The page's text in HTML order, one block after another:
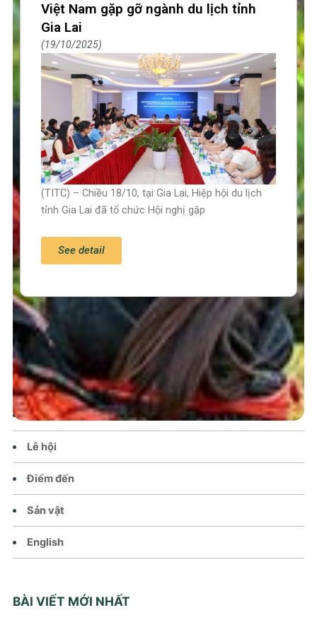
Trang chủ
Tin tức – Sự kiện
Chính sách
Văn hoá – Đời sống
Lễ hội
Điểm đến
Sản vật
English
BÀI VIẾT MỚI NHẤT
Việt Nam gặp gỡ ngành du lịch tỉnh
Gia Lai
19/10/2025
(TITC) – Chiều 18/10, tại Gia Lai, Hiệp hội du lịch
tỉnh Gia Lai đã tổ chức Hội nghị gặp
See detail